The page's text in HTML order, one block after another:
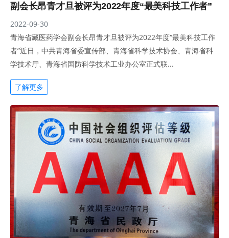
副会长昂青才旦被评为2022年度“最美科技工作者”
2022-09-30
青海省藏医药学会副会长昂青才旦被评为2022年度“最美科技工作
者”近日，中共青海省委宣传部、青海省科学技术协会、青海省科
学技术厅、青海省国防科学技术工业办公室正式联...
了解更多